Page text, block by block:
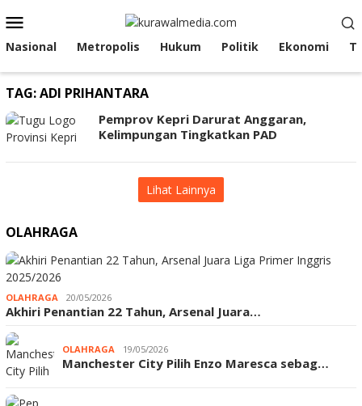
ke
kontenMobile
Nasional Metropolis Hukum Politik Ekonomi
TAG:ADI PRIHANTARA
Pemprov Kepri Darurat Anggaran,
Kelimpungan Tingkatkan PAD
Lihat Lainnya
OLAHRAGA
OLAHRAGA 20/05/2026
Akhiri Penantian 22 Tahun, Arsenal Juara…
OLAHRAGA 19/05/2026
Manchester City Pilih Enzo Maresca sebag…